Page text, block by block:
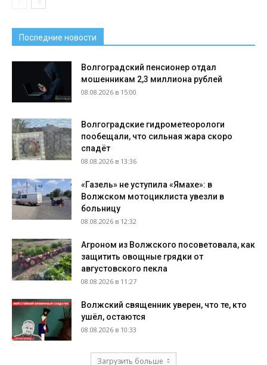
Последние новости
Волгоградский пенсионер отдал
мошенникам 2,3 миллиона рублей
08.08.2026 в 15:00
Волгоградские гидрометеорологи
пообещали, что сильная жара скоро
спадёт
08.08.2026 в 13:36
«Газель» не уступила «Ямахе»: в
Волжском мотоциклиста увезли в
больницу
08.08.2026 в 12:32
Агроном из Волжского посоветовала, как
защитить овощные грядки от
августовского пекла
08.08.2026 в 11:27
Волжский священник уверен, что те, кто
ушёл, остаются
08.08.2026 в 10:33
Загрузить больше